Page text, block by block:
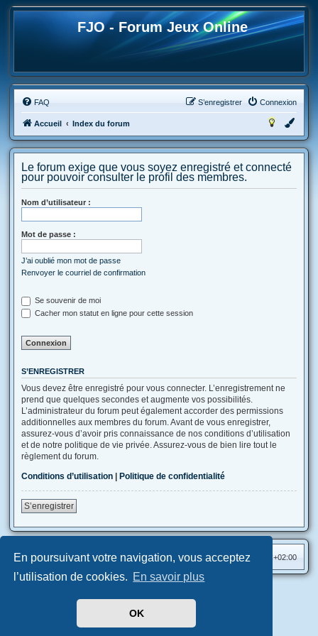
En poursuivant votre navigation, vous acceptez
l’utilisation de cookies. En savoir plus
OK
FJO - Forum Jeux Online
FAQ Connexion
S’enregistrer
Accueil Index du forum
Le forum exige que vous soyez enregistré et connecté
pour pouvoir consulter le profil des membres.
Nom d’utilisateur :
Mot de passe :
J’ai oublié mon mot de passe
Renvoyer le courriel de confirmation
Se souvenir de moi
Cacher mon statut en ligne pour cette session
S’ENREGISTRER
Vous devez être enregistré pour vous connecter. L’enregistrement ne
prend que quelques secondes et augmente vos possibilités.
L’administrateur du forum peut également accorder des permissions
additionnelles aux membres du forum. Avant de vous enregistrer,
assurez-vous d’avoir pris connaissance de nos conditions d’utilisation
et de notre politique de vie privée. Assurez-vous de bien lire tout le
règlement du forum.
Conditions d’utilisation | Politique de confidentialité
S’enregistrer
Accueil Index du forum Heures au format UTC+02:00